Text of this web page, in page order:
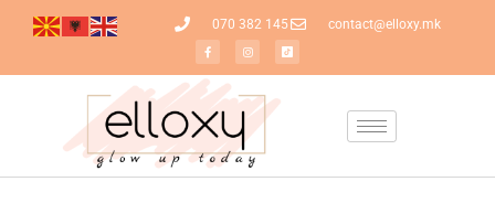
070 382 145 contact@elloxy.mk